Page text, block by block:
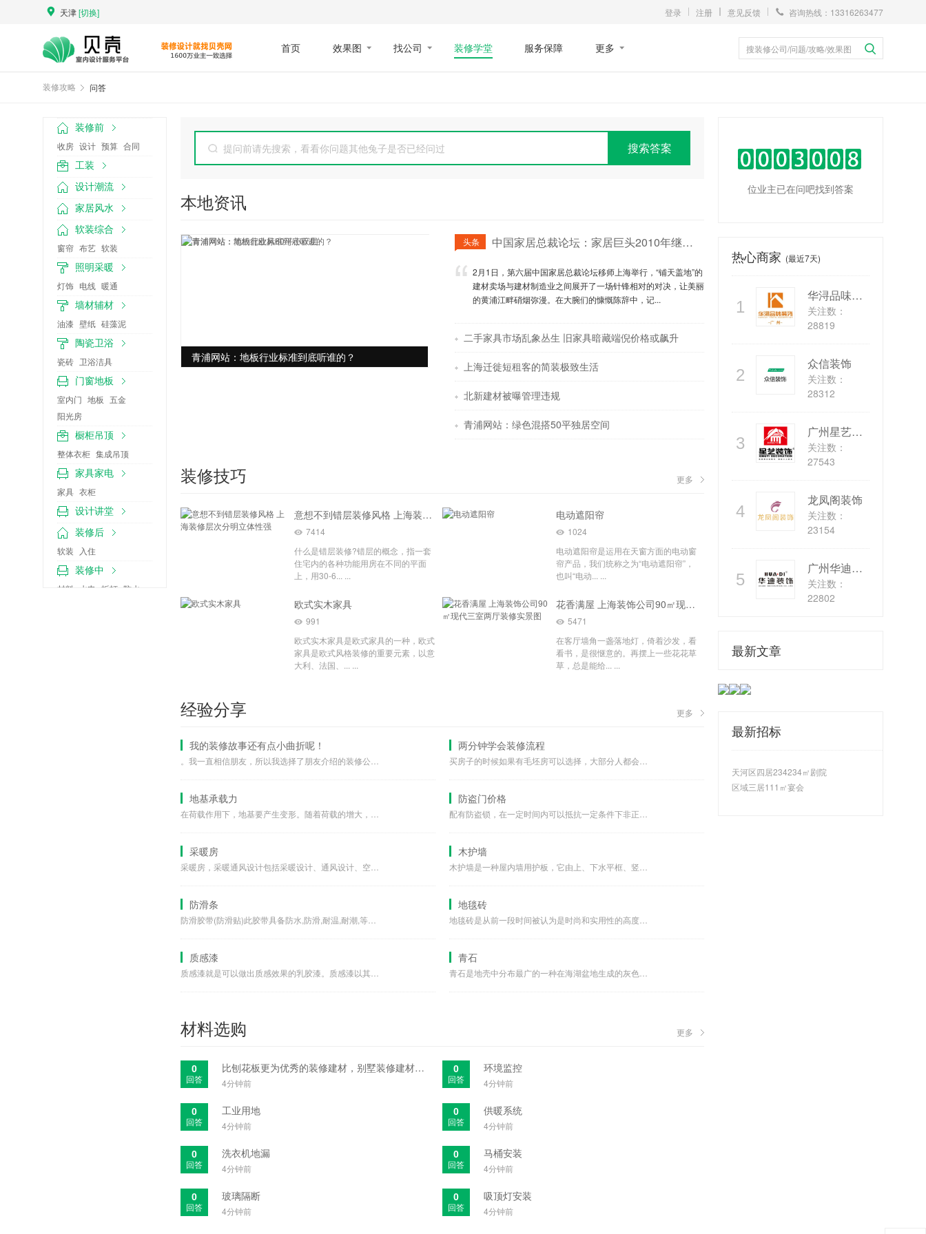
天津[切换] 咨询热线：13316263477
意见反馈
注册
登录
首页 效果图 找公司 装修学堂 服务保障 更多 搜装修公司/问题/攻略/效果图
装修攻略 问答
装修前
收房 设计 预算 合同
工装
设计潮流
家居风水
软装综合
窗帘 布艺 软装
照明采暖
灯饰 电线 暖通
墙材辅材
油漆 壁纸 硅藻泥
陶瓷卫浴
瓷砖 卫浴洁具
门窗地板
室内门 地板 五金
阳光房
橱柜吊顶
整体衣柜 集成吊顶
家具家电
家具 衣柜
设计讲堂
装修后
软装 入住
装修中
材料 水电 拆打 防水
提问前请先搜索，看看你问题其他兔子是否已经问过 搜索答案
本地资讯
青浦网站：简约北欧风60平小双层
青浦网站：地板行业标准到底听谁的？
头条 中国家居总裁论坛：家居巨头2010年继续扩张
2月1日，第六届中国家居总裁论坛移师上海举行，“铺天盖地”的
建材卖场与建材制造业之间展开了一场针锋相对的对决，让美丽
的黄浦江畔硝烟弥漫。在大腕们的慷慨陈辞中，记...
二手家具市场乱象丛生 旧家具暗藏端倪价格或飙升
上海迁徙短租客的简装极致生活
北新建材被曝管理违规
青浦网站：绿色混搭50平独居空间
装修技巧 更多
意想不到错层装修风格 上海装修层次分明立体性强
7414
什么是错层装修?错层的概念，指一套
住宅内的各种功能用房在不同的平面
上，用30-6... ...
电动遮阳帘
1024
电动遮阳帘是运用在天窗方面的电动窗
帘产品，我们统称之为“电动遮阳帘”，
也叫“电动... ...
欧式实木家具
991
欧式实木家具是欧式家具的一种，欧式
家具是欧式风格装修的重要元素，以意
大利、法国、... ...
花香满屋 上海装饰公司90㎡现代三室两厅装修实景图
5471
在客厅墙角一盏落地灯，倚着沙发，看
看书，是很惬意的。再摆上一些花花草
草，总是能给... ...
经验分享 更多
我的装修故事还有点小曲折呢！ 两分钟学会装修流程
地基承载力 防盗门价格
采暖房 木护墙
防滑条 地毯砖
质感漆 青石
材料选购 更多
0
回答
比刨花板更为优秀的装修建材，别墅装修建材中的欧松板
4分钟前
0
回答
环境监控
4分钟前
0
回答
工业用地
4分钟前
0
回答
供暖系统
4分钟前
0
回答
洗衣机地漏
4分钟前
0
回答
马桶安装
4分钟前
0
回答
玻璃隔断
4分钟前
0
回答
吸顶灯安装
4分钟前
位业主已在问吧找到答案
热心商家 (最近7天)
1
华浔品味装饰
关注数：
28819
2
众信装饰
关注数：
28312
3
广州星艺装饰
关注数：
27543
4
龙凤阁装饰
关注数：
23154
5
广州华迪装饰
关注数：
22802
最新文章
最新招标
天河区四居234234㎡剧院
区域三居111㎡宴会